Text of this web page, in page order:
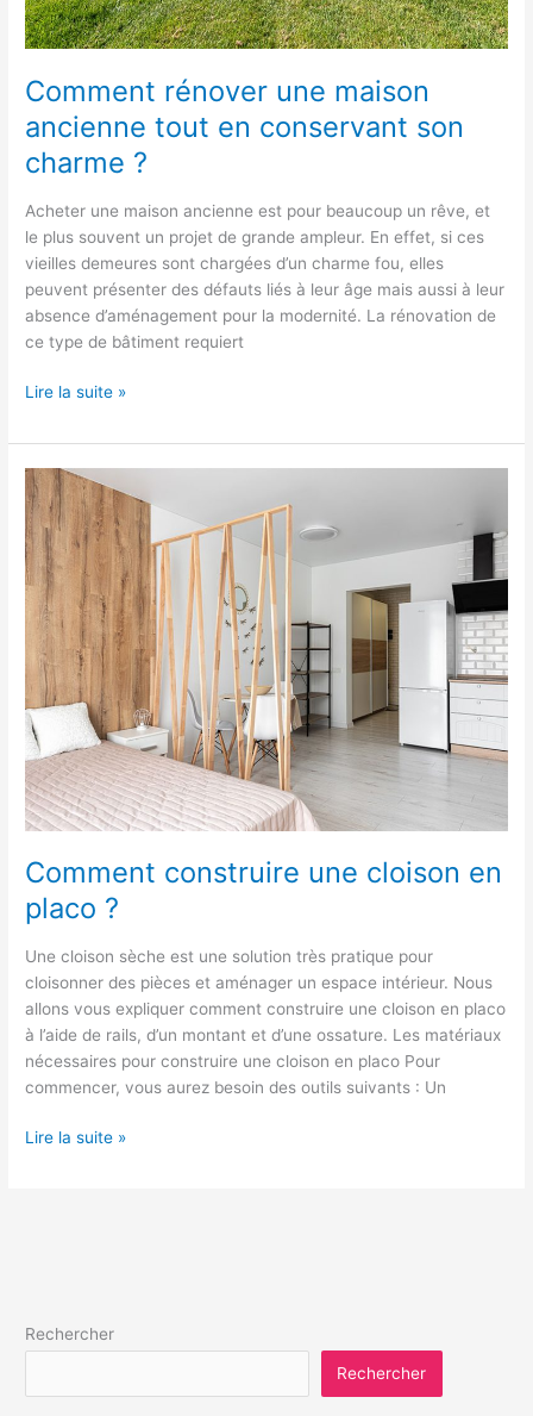
Comment rénover une maison
ancienne tout en conservant son
charme ?
Acheter une maison ancienne est pour beaucoup un rêve, et
le plus souvent un projet de grande ampleur. En effet, si ces
vieilles demeures sont chargées d’un charme fou, elles
peuvent présenter des défauts liés à leur âge mais aussi à leur
absence d’aménagement pour la modernité. La rénovation de
ce type de bâtiment requiert
Lire la suite »
Comment construire une cloison en
placo ?
Une cloison sèche est une solution très pratique pour
cloisonner des pièces et aménager un espace intérieur. Nous
allons vous expliquer comment construire une cloison en placo
à l’aide de rails, d’un montant et d’une ossature. Les matériaux
nécessaires pour construire une cloison en placo Pour
commencer, vous aurez besoin des outils suivants : Un
Comment
construire
une
cloison
en
placo
Lire la suite »
Rechercher
Rechercher